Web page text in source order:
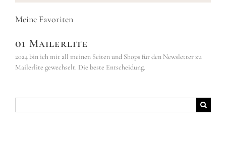
Meine Favoriten
01 Mailerlite
2024 bin ich mit all meinen Seiten und Shops für den Newsletter zu
Mailerlite gewechselt. Die beste Entscheidung.
nach: